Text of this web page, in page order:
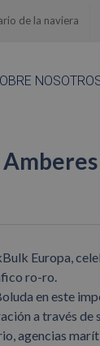
de la naviera
Europa,
ro-ro.
en este
a través de
agencias